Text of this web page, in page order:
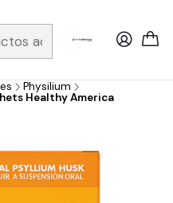
/ Envios a todo el país y
Physilium
Healthy America